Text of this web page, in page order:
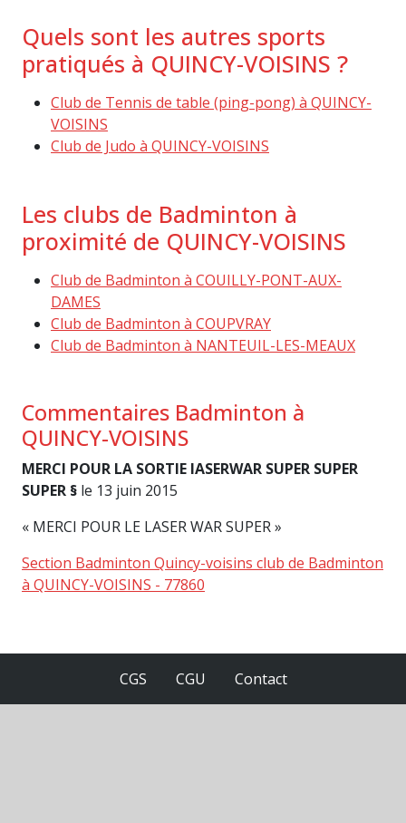
Quels sont les autres sports
pratiqués à QUINCY-VOISINS ?
Club de Tennis de table (ping-pong) à QUINCY-
VOISINS
Club de Judo à QUINCY-VOISINS
Les clubs de Badminton à
proximité de QUINCY-VOISINS
Club de Badminton à COUILLY-PONT-AUX-
DAMES
Club de Badminton à COUPVRAY
Club de Badminton à NANTEUIL-LES-MEAUX
Commentaires Badminton à
QUINCY-VOISINS
MERCI POUR LA SORTIE lASERWAR SUPER SUPER
SUPER § le 13 juin 2015
« MERCI POUR LE LASER WAR SUPER »
Section Badminton Quincy-voisins club de Badminton
à QUINCY-VOISINS - 77860
CGS CGU Contact